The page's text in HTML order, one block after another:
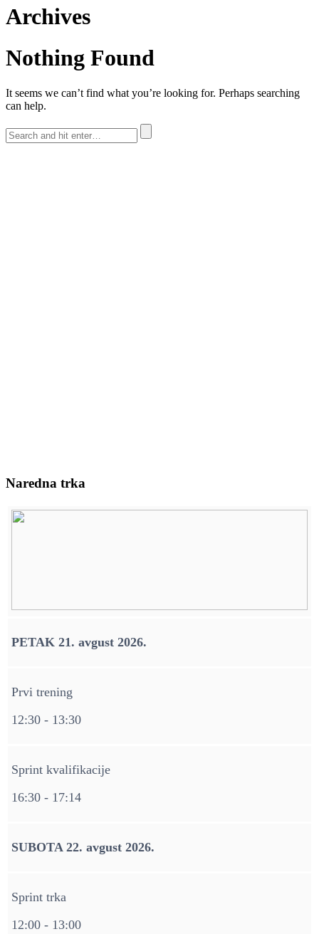
Archives
Nothing Found
It seems we can’t find what you’re looking for. Perhaps searching
can help.
Naredna trka
PETAK 21. avgust 2026.
Prvi trening
12:30 - 13:30
Sprint kvalifikacije
16:30 - 17:14
SUBOTA 22. avgust 2026.
Sprint trka
12:00 - 13:00